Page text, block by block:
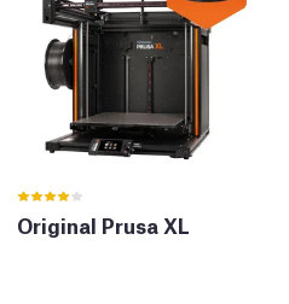
Original Prusa XL